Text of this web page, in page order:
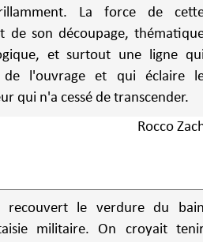
La force de
de son découpage,
et surtout une ligne
l'ouvrage et qui éclaire
qui n'a cessé de transcender.
Rocco
le verdure du
militaire. On croyait